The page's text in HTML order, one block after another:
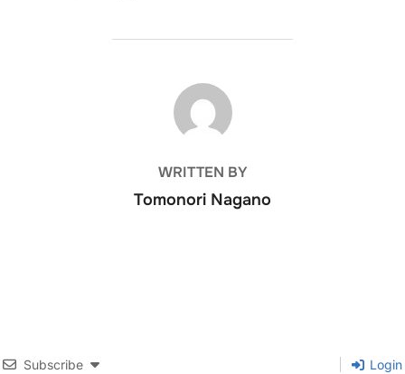
POST AUTHOR
WRITTEN BY
Tomonori Nagano
Subscribe Login